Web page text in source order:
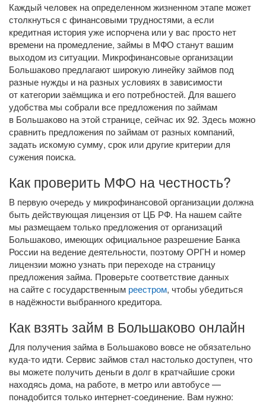
Каждый человек на определенном жизненном этапе может
столкнуться с финансовыми трудностями, а если
кредитная история уже испорчена или у вас просто нет
времени на промедление, займы в МФО станут вашим
выходом из ситуации. Микрофинансовые организации
Большаково предлагают широкую линейку займов под
разные нужды и на разных условиях в зависимости
от категории заёмщика и его потребностей. Для вашего
удобства мы собрали все предложения по займам
в Большаково на этой странице, сейчас их 92. Здесь можно
сравнить предложения по займам от разных компаний,
задать искомую сумму, срок или другие критерии для
сужения поиска.
Как проверить МФО на честность?
В первую очередь у микрофинансовой организации должна
быть действующая лицензия от ЦБ РФ. На нашем сайте
мы размещаем только предложения от организаций
Большаково, имеющих официальное разрешение Банка
России на ведение деятельности, поэтому ОРГН и номер
лицензии можно узнать при переходе на страницу
предложения займа. Проверьте соответствие данных
на сайте с государственным реестром, чтобы убедиться
в надёжности выбранного кредитора.
Как взять займ в Большаково онлайн
Для получения займа в Большаково вовсе не обязательно
куда-то идти. Сервис займов стал настолько доступен, что
вы можете получить деньги в долг в кратчайшие сроки
находясь дома, на работе, в метро или автобусе —
понадобится только интернет-соединение. Вам нужно: